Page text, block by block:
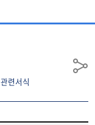
관련서식
공